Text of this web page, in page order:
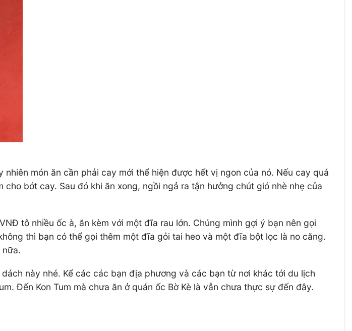
món ăn cần phải cay mới thể hiện được hết vị ngon của nó. Nếu cay quá
bớt cay. Sau đó khi ăn xong, ngồi ngả ra tận hưởng chút gió nhè nhẹ của
tô nhiều ốc à, ăn kèm với một đĩa rau lớn. Chúng mình gợi ý bạn nên gọi
thì bạn có thể gọi thêm một đĩa gỏi tai heo và một đĩa bột lọc là no căng.
này nhé. Kể các các bạn địa phương và các bạn từ nơi khác tới du lịch
Đến Kon Tum mà chưa ăn ở quán ốc Bờ Kè là vẫn chưa thực sự đến đây.